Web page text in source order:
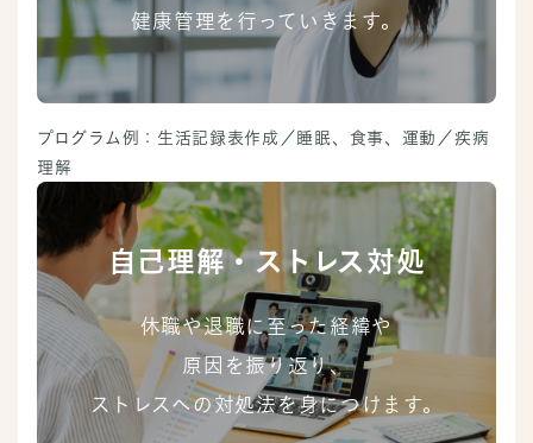
健康管理を行っていきます。
プログラム例：生活記録表作成／睡眠、食事、運動／疾病
理解
自己理解・ストレス対処
休職や退職に至った経緯や
原因を振り返り、
ストレスへの対処法を身につけます。